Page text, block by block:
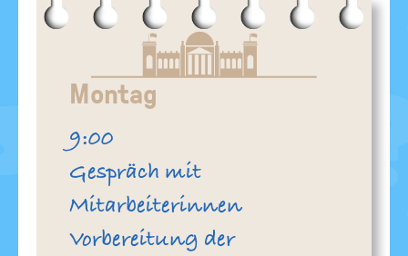
Montag
9:00
Gespräch mit
Mitarbeiterinnen
Vorbereitung der